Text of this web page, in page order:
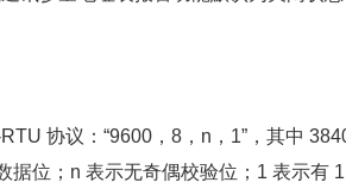
协议：“9600，8，n，1”，其中
据位；n 表示无奇偶校验位；1 表示有 1